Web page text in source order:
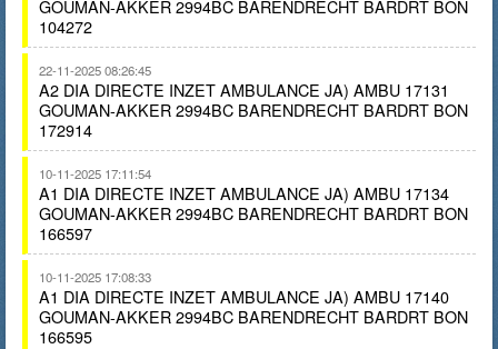
GOUMAN-AKKER 2994BC BARENDRECHT BARDRT BON
104272
22-11-2025 08:26:45
A2 DIA DIRECTE INZET AMBULANCE JA) AMBU 17131
GOUMAN-AKKER 2994BC BARENDRECHT BARDRT BON
172914
10-11-2025 17:11:54
A1 DIA DIRECTE INZET AMBULANCE JA) AMBU 17134
GOUMAN-AKKER 2994BC BARENDRECHT BARDRT BON
166597
10-11-2025 17:08:33
A1 DIA DIRECTE INZET AMBULANCE JA) AMBU 17140
GOUMAN-AKKER 2994BC BARENDRECHT BARDRT BON
166595